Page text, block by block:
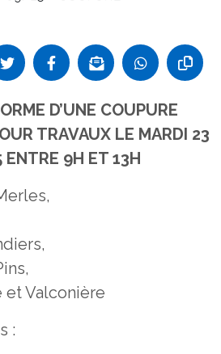
D’UNE COUPURE
TRAVAUX LE MARDI 23
ENTRE 9H ET 13H
et Valconière
: